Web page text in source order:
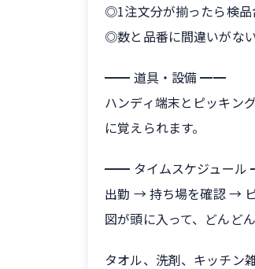
◎1注文分が揃ったら検品
◎数と品番に間違いがな
━━ 道具・設備 ━━
ハンディ端末とピッキン
に覚えられます。
━━ タイムスケジュー
出勤 → 持ち場を確認 →
図が頭に入って、どんど
タオル、洗剤、キッチン